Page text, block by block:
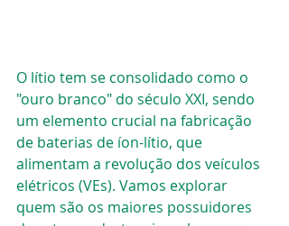
O lítio tem se consolidado como o
"ouro branco" do século XXI, sendo
um elemento crucial na fabricação
de baterias de íon-lítio, que
alimentam a revolução dos veículos
elétricos (VEs). Vamos explorar
quem são os maiores possuidores